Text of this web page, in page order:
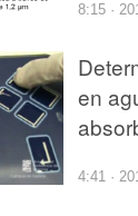
8:15 ·
en
4:41 ·